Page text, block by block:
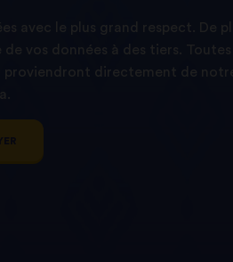
avec le plus grand respect. De
vos données à des tiers. Toutes
proviendront directement de